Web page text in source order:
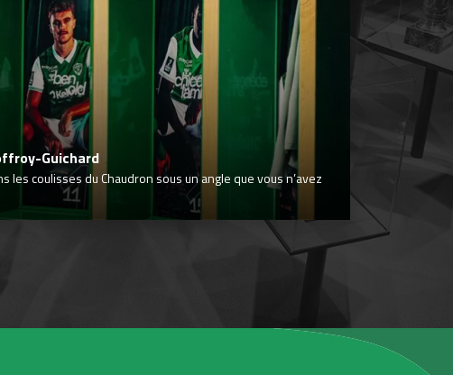
Guichard
les coulisses du Chaudron sous un angle que vous n’avez